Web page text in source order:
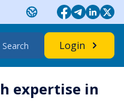
Login
expertise in